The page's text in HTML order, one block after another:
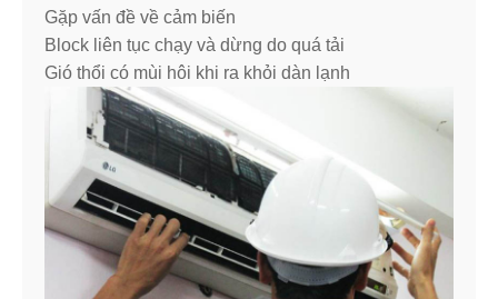
Gặp vấn đề về cảm biến
Block liên tục chạy và dừng do quá tải
Gió thổi có mùi hôi khi ra khỏi dàn lạnh